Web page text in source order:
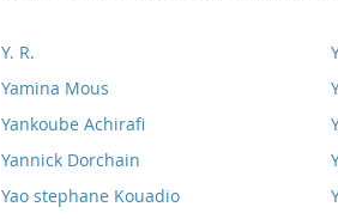
Y. R.
Yamina Mous
Yankoube Achirafi
Yannick Dorchain
Yao stephane Kouadio